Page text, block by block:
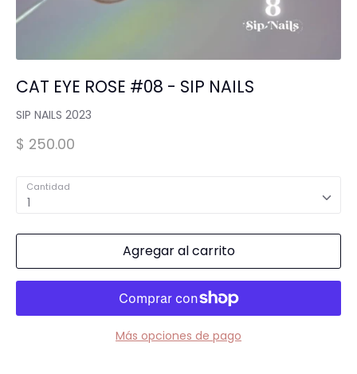
Spa para Manos y Pies
Complementos para Mesa
MARCAS "STAMPING" Tintas y Gel para estampar
Accesorios y estampadores
CAT EYE ROSE #08 - SIP NAILS
SIP NAILS 2023
$ 250.00
Cantidad
1
Agregar al carrito
Más opciones de pago